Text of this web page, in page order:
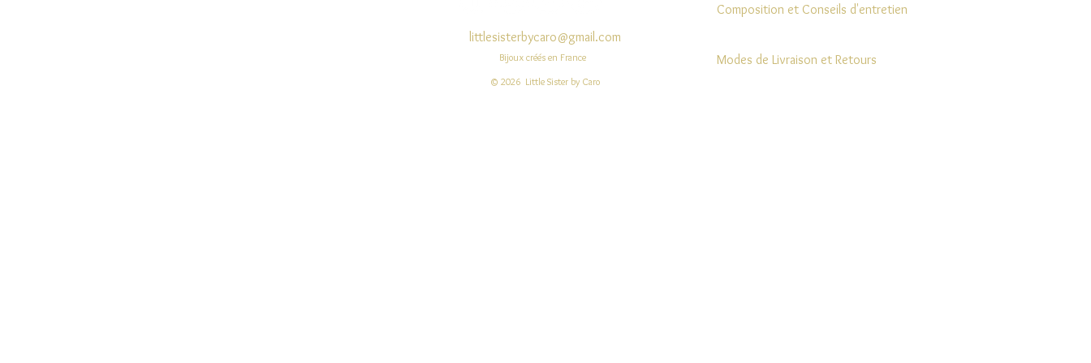
littlesisterbycaro@gmail.com
Bijoux créés en France
© 2026 Little Sister by Caro
Composition et Conseils d'entretien
Modes de Livraison et Retours